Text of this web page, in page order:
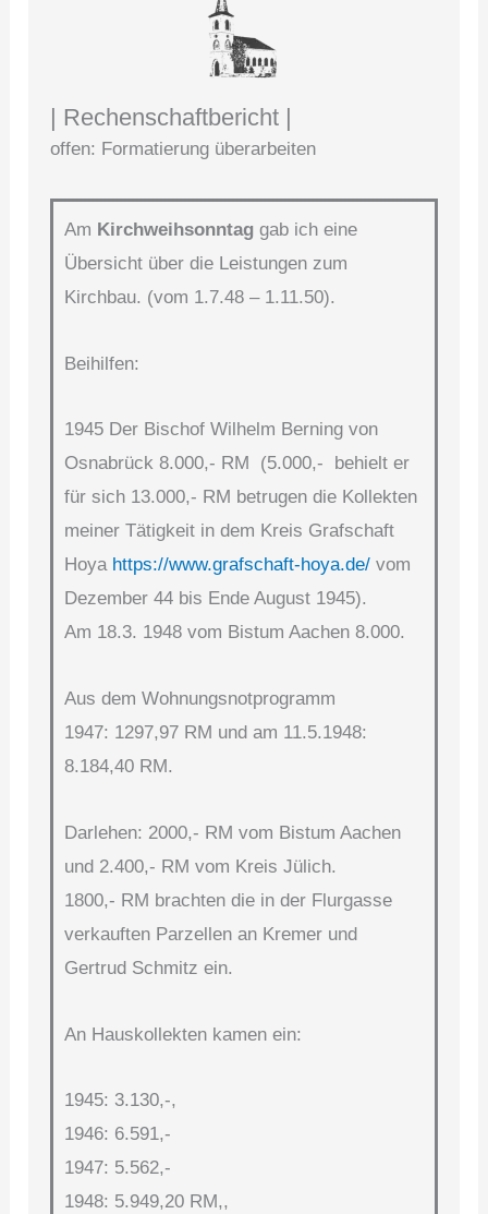
| Rechenschaftbericht |
offen: Formatierung überarbeiten
Am Kirchweihsonntag gab ich eine
Übersicht über die Leistungen zum
Kirchbau. (vom 1.7.48 – 1.11.50).
Beihilfen:
1945 Der Bischof Wilhelm Berning von
Osnabrück 8.000,- RM (5.000,- behielt er
für sich 13.000,- RM betrugen die Kollekten
meiner Tätigkeit in dem Kreis Grafschaft
Hoya https://www.grafschaft-hoya.de/ vom
Dezember 44 bis Ende August 1945).
Am 18.3. 1948 vom Bistum Aachen 8.000.
Aus dem Wohnungsnotprogramm
1947: 1297,97 RM und am 11.5.1948:
8.184,40 RM.
Darlehen: 2000,- RM vom Bistum Aachen
und 2.400,- RM vom Kreis Jülich.
1800,- RM brachten die in der Flurgasse
verkauften Parzellen an Kremer und
Gertrud Schmitz ein.
An Hauskollekten kamen ein:
1945: 3.130,-,
1946: 6.591,-
1947: 5.562,-
1948: 5.949,20 RM,,